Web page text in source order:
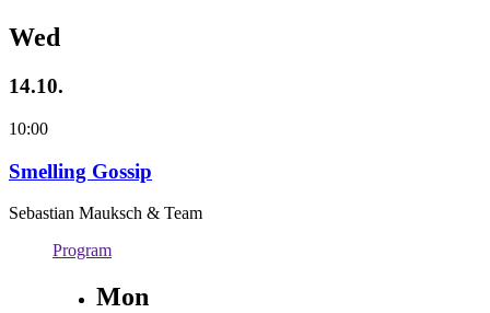
Wed
14.10.
10:00
Smelling Gossip
Sebastian Mauksch & Team
Program
Mon